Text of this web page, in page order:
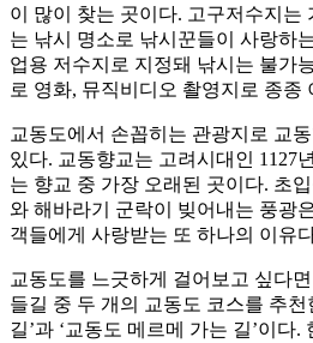
이 많이 찾는 곳이다. 고구저수지는
는 낚시 명소로 낚시꾼들이 사랑하
업용 저수지로 지정돼 낚시는 불가
로 영화, 뮤직비디오 촬영지로 종종
교동도에서 손꼽히는 관광지로 교
있다. 교동향교는 고려시대인 1127
는 향교 중 가장 오래된 곳이다. 초
와 해바라기 군락이 빚어내는 풍광
객들에게 사랑받는 또 하나의 이유
교동도를 느긋하게 걸어보고 싶다
들길 중 두 개의 교동도 코스를 추천
길’과 ‘교동도 메르메 가는 길’이다.